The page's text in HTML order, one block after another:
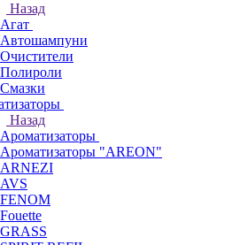
Назад
Агат
Автошампуни
Очистители
Полироли
Смазки
Назад
Ароматизаторы
Ароматизаторы "AREON"
ARNEZI
AVS
FENOM
Fouette
GRASS